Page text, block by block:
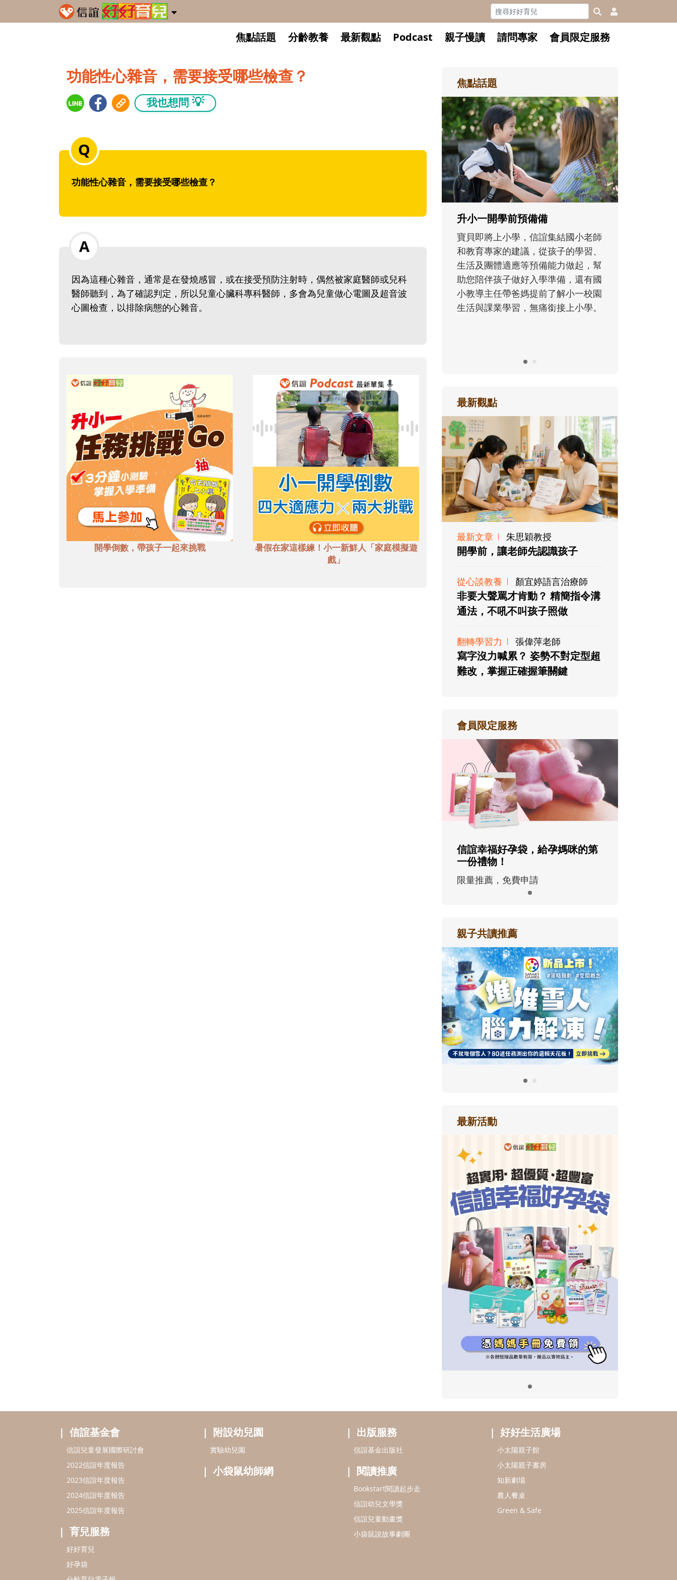
焦點話題 分齡教養 最新觀點 Podcast 親子慢讀 請問專家 會員限定服務
功能性心雜音，需要接受哪些檢查？
我也想問 💡
功能性心雜音，需要接受哪些檢查？
因為這種心雜音，通常是在發燒感冒，或在接受預防注射時，偶然被家庭醫師或兒科
醫師聽到，為了確認判定，所以兒童心臟科專科醫師，多會為兒童做心電圖及超音波
心圖檢查，以排除病態的心雜音。
開學倒數，帶孩子一起來挑戰
暑假在家這樣練！小一新鮮人「家庭模擬遊
戲」
焦點話題
升小一開學前預備備
助您陪伴孩子做好入學準備，還有國
小教導主任帶爸媽提前了解小一校園
和孩子一起長大的那個男人│讀
懂父親的不同模樣
沒有人天生就擅長當爸爸！男人總是
在一次次「前所未有」的體驗中，跟
著孩子一起長大。從給予安全感的肢
體遊戲，到獨立自主、角色認同及解
決問題的能力養成。爸爸正嘗試用不
同的模樣，參與孩子每個重要的成長
歷程。
最新觀點
最新文章 朱思穎教授
開學前，讓老師先認識孩子
從心談教養 顏宜婷語言治療師
非要大聲罵才肯動？ 精簡指令溝
通法，不吼不叫孩子照做
翻轉學習力 張偉萍老師
寫字沒力喊累？ 姿勢不對定型超
難改，掌握正確握筆關鍵
會員限定服務
信誼幸福好孕袋，給孕媽咪的第
一份禮物！
限量推薦，免費申請
親子共讀推薦
最新活動
信誼基金會
信誼兒童發展國際研討會
2022信誼年度報告
2023信誼年度報告
2024信誼年度報告
2025信誼年度報告
育兒服務
好好育兒
好孕袋
附設幼兒園
實驗幼兒園
小袋鼠幼師網
出版服務
信誼基金出版社
閱讀推廣
Bookstart閱讀起步走
信誼幼兒文學獎
信誼兒童動畫獎
小袋鼠說故事劇團
好好生活廣場
小太陽親子館
小太陽親子書房
知新劇場
農人餐桌
Green & Safe